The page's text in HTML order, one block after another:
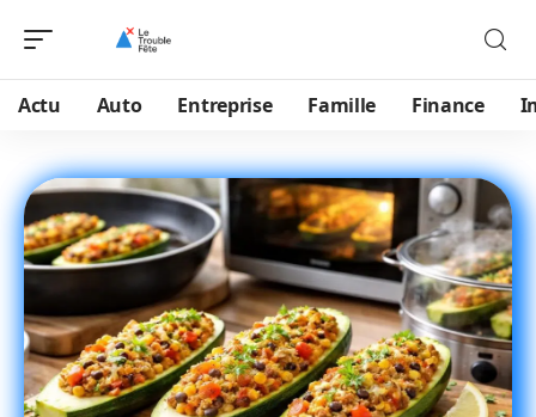
Actu Auto Entreprise Famille Finance